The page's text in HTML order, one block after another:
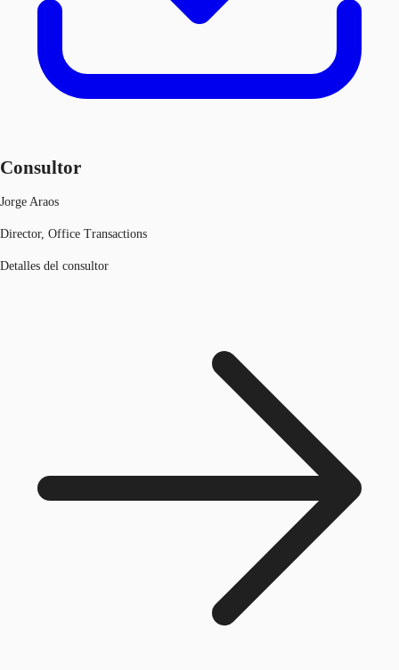
Consultor
Jorge Araos
Director, Office Transactions
Detalles del consultor